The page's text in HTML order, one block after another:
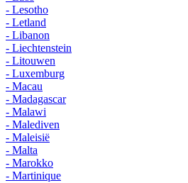
- Lesotho
- Letland
- Libanon
- Liechtenstein
- Litouwen
- Luxemburg
- Macau
- Madagascar
- Malawi
- Malediven
- Maleisië
- Malta
- Marokko
- Martinique